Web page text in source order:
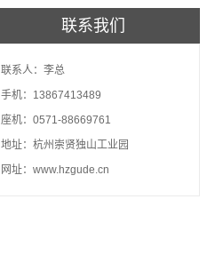
联系我们
联系人：李总
手机：13867413489
座机：0571-88669761
地址：杭州崇贤独山工业园
网址：www.hzgude.cn